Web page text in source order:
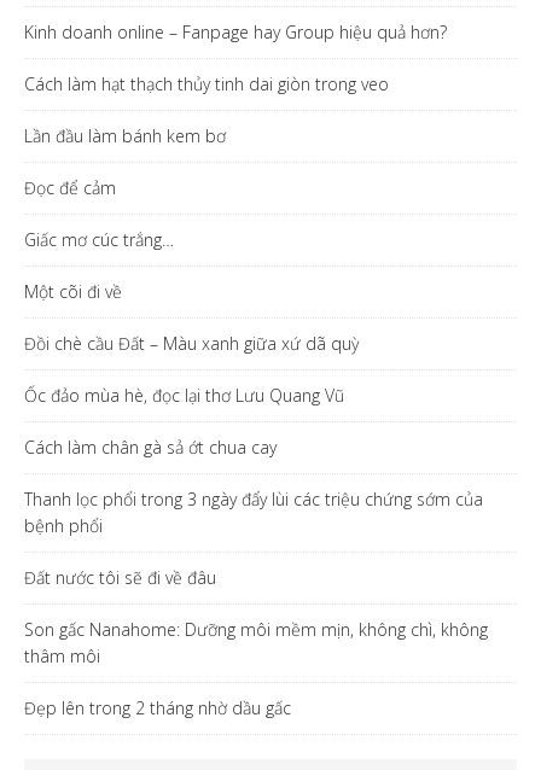
Kinh doanh online – Fanpage hay Group hiệu quả hơn?
Cách làm hạt thạch thủy tinh dai giòn trong veo
Lần đầu làm bánh kem bơ
Đọc để cảm
Giấc mơ cúc trắng…
Một cõi đi về
Đồi chè cầu Đất – Màu xanh giữa xứ dã quỳ
Ốc đảo mùa hè, đọc lại thơ Lưu Quang Vũ
Cách làm chân gà sả ớt chua cay
Thanh lọc phổi trong 3 ngày đẩy lùi các triệu chứng sớm của
bệnh phổi
Đất nước tôi sẽ đi về đâu
Son gấc Nanahome: Dưỡng môi mềm mịn, không chì, không
thâm môi
Đẹp lên trong 2 tháng nhờ dầu gấc